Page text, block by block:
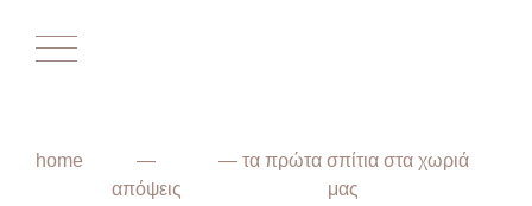
Επικαιρότητα
home
—
απόψεις
— τα πρώτα σπίτια στα χωριά
μας